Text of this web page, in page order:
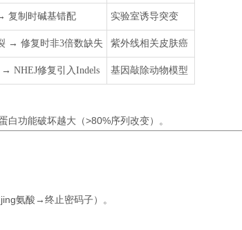
复制时碱基错配 实验室诱导突变
→ 修复时非3倍数缺失 紫外线相关皮肤癌
→ NHEJ修复引入Indels 基因敲除动物模型
白功能破坏越大（>80%序列改变）。
jing氨酸→终止密码子）。